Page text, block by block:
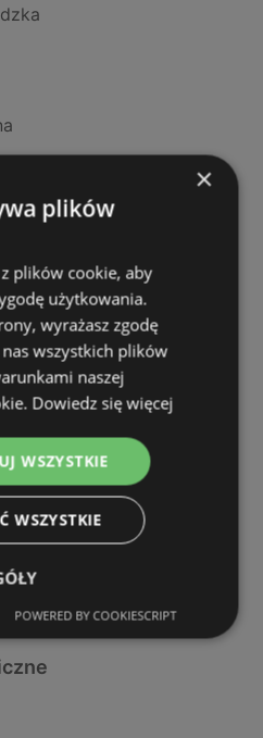
Centrum
×
plików
plików cookie, aby
użytkowania.
wyrażasz zgodę
wszystkich plików
naszej
Dowiedz się więcej
WSZYSTKIE
WSZYSTKIE
POWERED BY COOKIESCRIPT